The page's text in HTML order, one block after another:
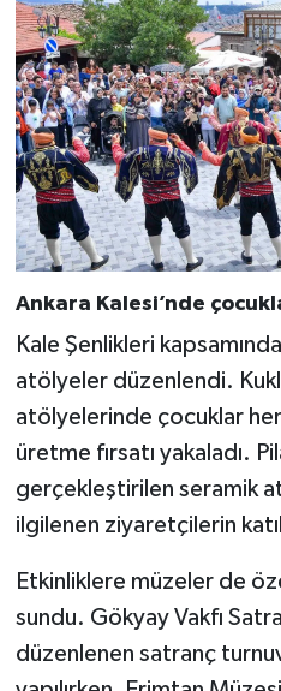
Ankara Kalesi’nde
Kale Şenlikleri
atölyeler düzenlendi.
atölyelerinde çocuklar
üretme fırsatı yakaladı.
gerçekleştirilen seramik
ilgilenen ziyaretçilerin
Etkinliklere müzeler de
sundu. Gökyay Vakfı
düzenlenen satranç